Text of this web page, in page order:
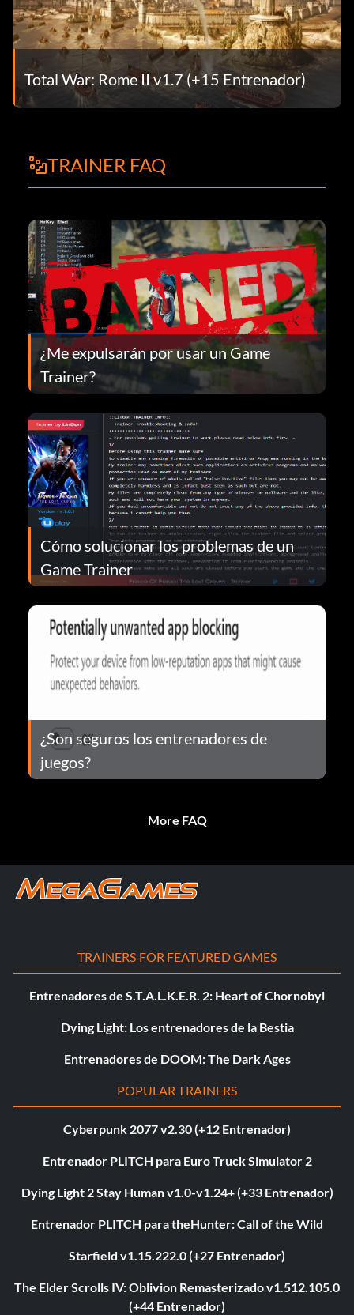
Total War: Rome II v1.7 (+15 Entrenador)
TRAINER FAQ
¿Me expulsarán por usar un Game
Trainer?
Cómo solucionar los problemas de un
Game Trainer
¿Son seguros los entrenadores de
juegos?
More FAQ
TRAINERS FOR FEATURED GAMES
Entrenadores de S.T.A.L.K.E.R. 2: Heart of Chornobyl
Dying Light: Los entrenadores de la Bestia
Entrenadores de DOOM: The Dark Ages
POPULAR TRAINERS
Cyberpunk 2077 v2.30 (+12 Entrenador)
Entrenador PLITCH para Euro Truck Simulator 2
Dying Light 2 Stay Human v1.0-v1.24+ (+33 Entrenador)
Entrenador PLITCH para theHunter: Call of the Wild
Starfield v1.15.222.0 (+27 Entrenador)
The Elder Scrolls IV: Oblivion Remasterizado v1.512.105.0
(+44 Entrenador)